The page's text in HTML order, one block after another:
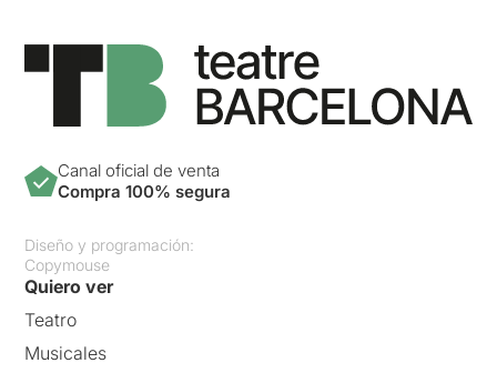
Canal oficial de venta
Compra 100% segura
Diseño y programación:
Copymouse
Quiero ver
Teatro
Musicales